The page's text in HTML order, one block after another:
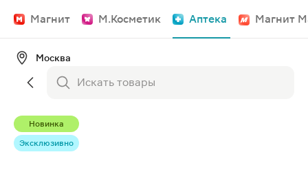
Магнит М.Косметик Аптека Магнит
Москва
Новинка
Эксклюзивно